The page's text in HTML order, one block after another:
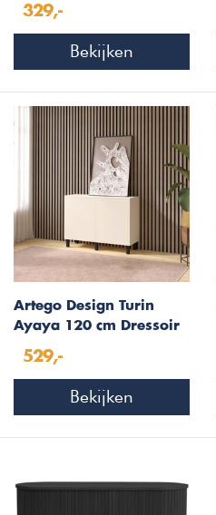
329,-
Bekijken
Artego Design Turin
Ayaya 120 cm Dressoir
529,-
Bekijken